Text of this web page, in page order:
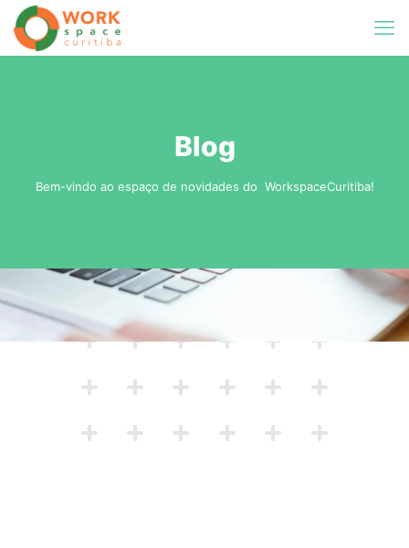
Blog
Bem-vindo ao espaço de novidades do WorkspaceCuritiba!